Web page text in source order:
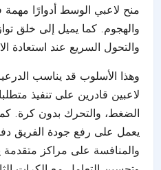
منح لاعبي الوسط أدوارًا مهمة
والهجوم. كما يميل إلى خلق
والتحول السريع عند استعادة
وهذا الأسلوب قد يناسب
لاعبين قادرين على تنفيذ
الضغط، والتحرك بدون كرة.
يعمل على رفع جودة الفريق
والمنافسة على مراكز متقدمة